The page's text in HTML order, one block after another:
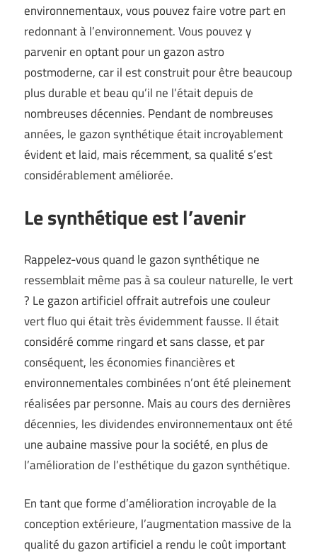
environnementaux, vous pouvez faire votre part en
redonnant à l’environnement. Vous pouvez y
parvenir en optant pour un gazon astro
postmoderne, car il est construit pour être beaucoup
plus durable et beau qu’il ne l’était depuis de
nombreuses décennies. Pendant de nombreuses
années, le gazon synthétique était incroyablement
évident et laid, mais récemment, sa qualité s’est
considérablement améliorée.
Le synthétique est l’avenir
Rappelez-vous quand le gazon synthétique ne
ressemblait même pas à sa couleur naturelle, le vert
? Le gazon artificiel offrait autrefois une couleur
vert fluo qui était très évidemment fausse. Il était
considéré comme ringard et sans classe, et par
conséquent, les économies financières et
environnementales combinées n’ont été pleinement
réalisées par personne. Mais au cours des dernières
décennies, les dividendes environnementaux ont été
une aubaine massive pour la société, en plus de
l’amélioration de l’esthétique du gazon synthétique.
En tant que forme d’amélioration incroyable de la
conception extérieure, l’augmentation massive de la
qualité du gazon artificiel a rendu le coût important